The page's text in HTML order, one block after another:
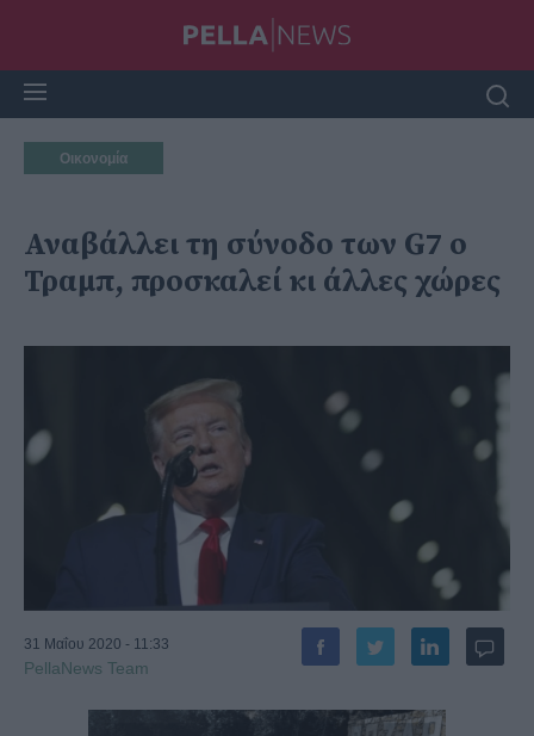
Οικονομία
Αναβάλλει τη σύνοδο των G7 ο
Τραμπ, προσκαλεί κι άλλες χώρες
31 Μαΐου 2020 - 11:33
PellaNews Team